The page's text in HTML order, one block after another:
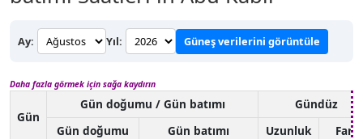
Ay: Yıl: Güneş verilerini görüntüle
Daha fazla görmek için sağa kaydırın
Gün
Gün doğumu / Gün batımı
Gündüz
Gün doğumu
Gün batımı Uzunluk
Fark